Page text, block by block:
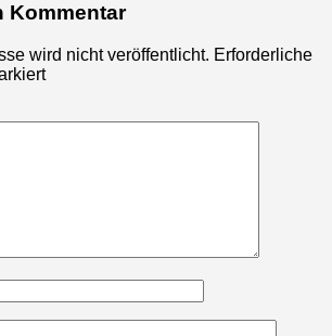
Kommentar
wird nicht veröffentlicht. Erforderliche